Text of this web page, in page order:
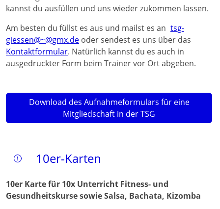
kannst du ausfüllen und uns wieder zukommen lassen.
Am besten du füllst es aus und mailst es an tsg-
giessen@~@gmx.de oder sendest es uns über das
Kontaktformular. Natürlich kannst du es auch in
ausgedruckter Form beim Trainer vor Ort abgeben.
Download des Aufnahmeformulars für eine
Mitgliedschaft in der TSG
10er-Karten
10er Karte für 10x Unterricht Fitness- und
Gesundheitskurse sowie Salsa, Bachata, Kizomba